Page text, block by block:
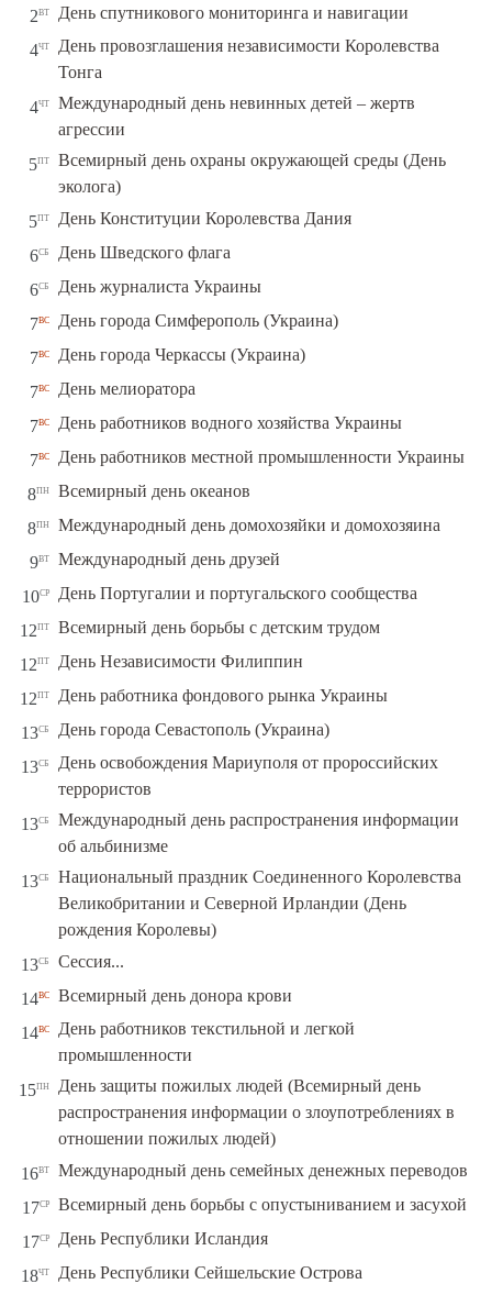
2вт День спутникового мониторинга и навигации
4чт
День провозглашения независимости Королевства
Тонга
4чт Международный день невинных детей – жертв
агрессии
5пт Всемирный день охраны окружающей среды (День
эколога)
5пт День Конституции Королевства Дания
6сб День Шведского флага
6сб День журналиста Украины
7вс День города Симферополь (Украина)
7вс День города Черкассы (Украина)
7вс День мелиоратора
7вс День работников водного хозяйства Украины
7вс День работников местной промышленности Украины
8пн Всемирный день океанов
8пн Международный день домохозяйки и домохозяина
9вт Международный день друзей
10ср День Португалии и португальского сообщества
12пт Всемирный день борьбы с детским трудом
12пт День Независимости Филиппин
12пт День работника фондового рынка Украины
13сб День города Севастополь (Украина)
13сб
День освобождения Мариуполя от пророссийских
террористов
13сб
Международный день распространения информации
об альбинизме
13сб
Национальный праздник Соединенного Королевства
Великобритании и Северной Ирландии (День
рождения Королевы)
13сб Сессия...
14вс Всемирный день донора крови
14вс
День работников текстильной и легкой
промышленности
15пн
День защиты пожилых людей (Всемирный день
распространения информации о злоупотреблениях в
отношении пожилых людей)
16вт Международный день семейных денежных переводов
17ср Всемирный день борьбы с опустыниванием и засухой
17ср День Республики Исландия
18чт День Республики Сейшельские Острова